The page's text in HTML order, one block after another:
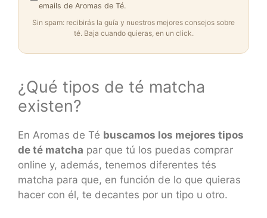
emails de Aromas de Té.
Sin spam: recibirás la guía y nuestros mejores consejos sobre
té. Baja cuando quieras, en un click.
¿Qué tipos de té matcha
existen?
En Aromas de Té buscamos los mejores tipos
de té matcha par que tú los puedas comprar
online y, además, tenemos diferentes tés
matcha para que, en función de lo que quieras
hacer con él, te decantes por un tipo u otro.